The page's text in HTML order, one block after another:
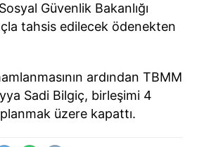
Güvenlik Bakanlığı
tahsis edilecek ödenekten
ardından TBMM
Sadi Bilgiç, birleşimi 4
üzere kapattı.